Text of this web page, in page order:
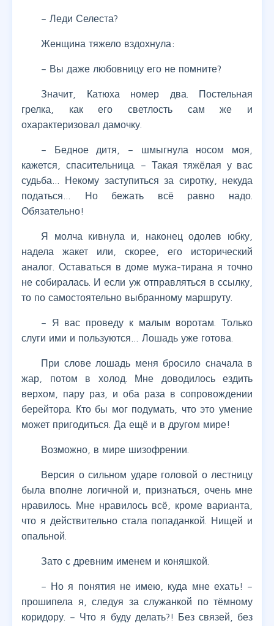
– Леди Селеста?
Женщина тяжело вздохнула:
– Вы даже любовницу его не помните?
Значит, Катюха номер два. Постельная
грелка, как его светлость сам же и
охарактеризовал дамочку.
– Бедное дитя, – шмыгнула носом моя,
кажется, спасительница. – Такая тяжёлая у вас
судьба… Некому заступиться за сиротку, некуда
податься… Но бежать всё равно надо.
Обязательно!
Я молча кивнула и, наконец одолев юбку,
надела жакет или, скорее, его исторический
аналог. Оставаться в доме мужа-тирана я точно
не собиралась. И если уж отправляться в ссылку,
то по самостоятельно выбранному маршруту.
– Я вас проведу к малым воротам. Только
слуги ими и пользуются… Лошадь уже готова.
При слове лошадь меня бросило сначала в
жар, потом в холод. Мне доводилось ездить
верхом, пару раз, и оба раза в сопровождении
берейтора. Кто бы мог подумать, что это умение
может пригодиться. Да ещё и в другом мире!
Возможно, в мире шизофрении.
Версия о сильном ударе головой о лестницу
была вполне логичной и, признаться, очень мне
нравилось. Мне нравилось всё, кроме варианта,
что я действительно стала попаданкой. Нищей и
опальной.
Зато с древним именем и коняшкой.
– Но я понятия не имею, куда мне ехать! –
прошипела я, следуя за служанкой по тёмному
коридору. – Что я буду делать?! Без связей, без